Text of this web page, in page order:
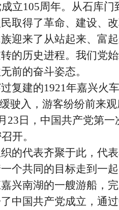
立105周年。从石库
取得了革命、建设、
迎来了从站起来、富
的历史进程。我们党
前的奋斗姿态。
复建的1921年嘉兴火
驶入，游客纷纷前来观
23日，中国共产党第
开。
代表齐聚于此，代表
个共同的目标走到一
兴南湖的一艘游船，完
国共产党成立，通过